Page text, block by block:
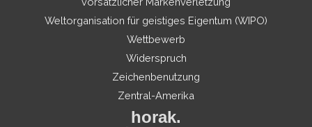
Weltorganisation für geistiges Eigentum (WIPO)
Wettbewerb
Widerspruch
Zeichenbenutzung
Zentral-Amerika
horak.